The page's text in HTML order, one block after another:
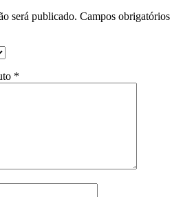
será publicado. Campos obrigatórios
*